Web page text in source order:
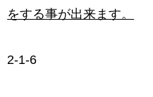
をする事が出来ます。
2-1-6